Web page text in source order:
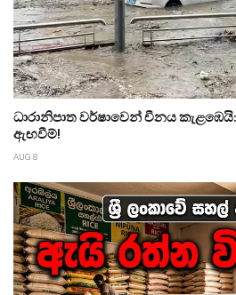
ධාරානිපාත වර්ෂාවෙන් චීනය
ඇඟවීම්!
AUG 8